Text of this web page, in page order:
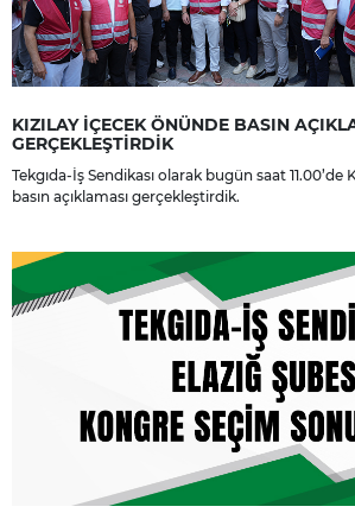
KIZILAY İÇECEK ÖNÜNDE BASIN
GERÇEKLEŞTİRDİK
Tekgıda-İş Sendikası olarak bugün saat 11.00’de
basın açıklaması gerçekleştirdik.